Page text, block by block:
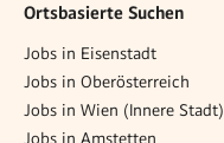
Ortsbasierte Suchen
Jobs in Eisenstadt
Jobs in Oberösterreich
Jobs in Wien (Innere Stadt)
Jobs in Amstetten